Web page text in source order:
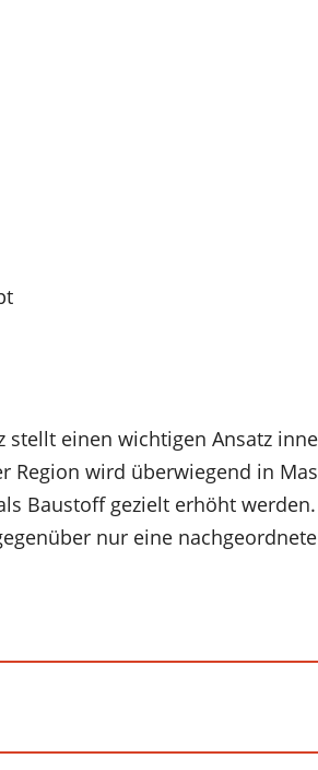
stellt einen wichtigen Ansatz
Region wird überwiegend in
Baustoff gezielt erhöht
nur eine